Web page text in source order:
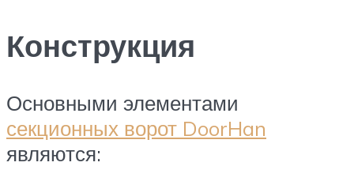
Конструкция
Основными элементами
секционных ворот DoorHan
являются: